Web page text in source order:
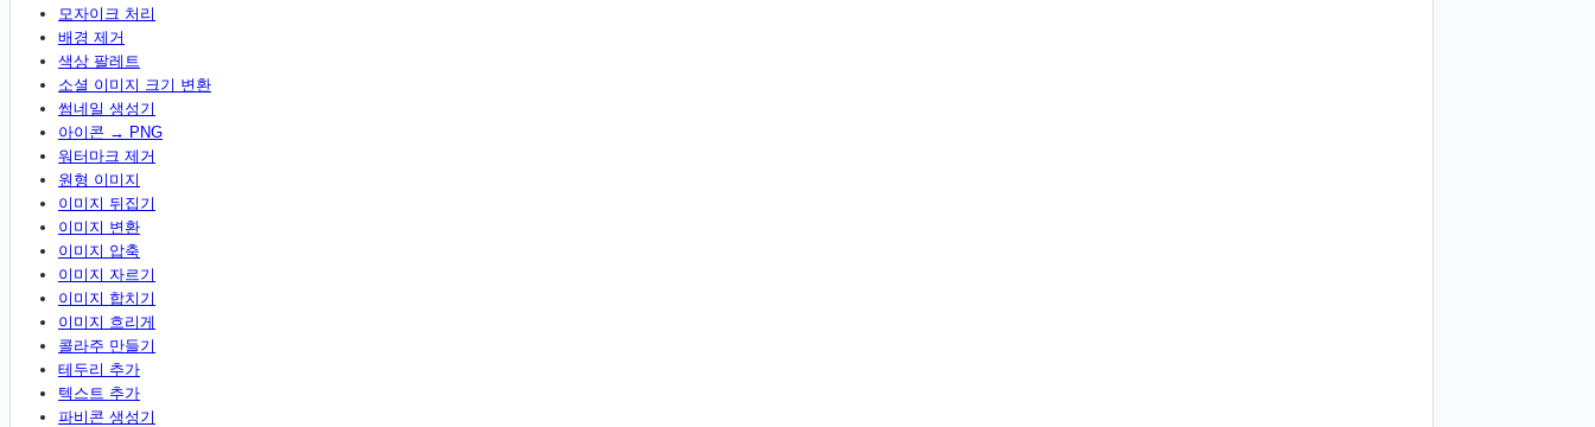
모자이크 처리
배경 제거
색상 팔레트
소셜 이미지 크기 변환
썸네일 생성기
아이콘 → PNG
워터마크 제거
원형 이미지
이미지 뒤집기
이미지 변환
이미지 압축
이미지 자르기
이미지 합치기
이미지 흐리게
콜라주 만들기
테두리 추가
텍스트 추가
파비콘 생성기